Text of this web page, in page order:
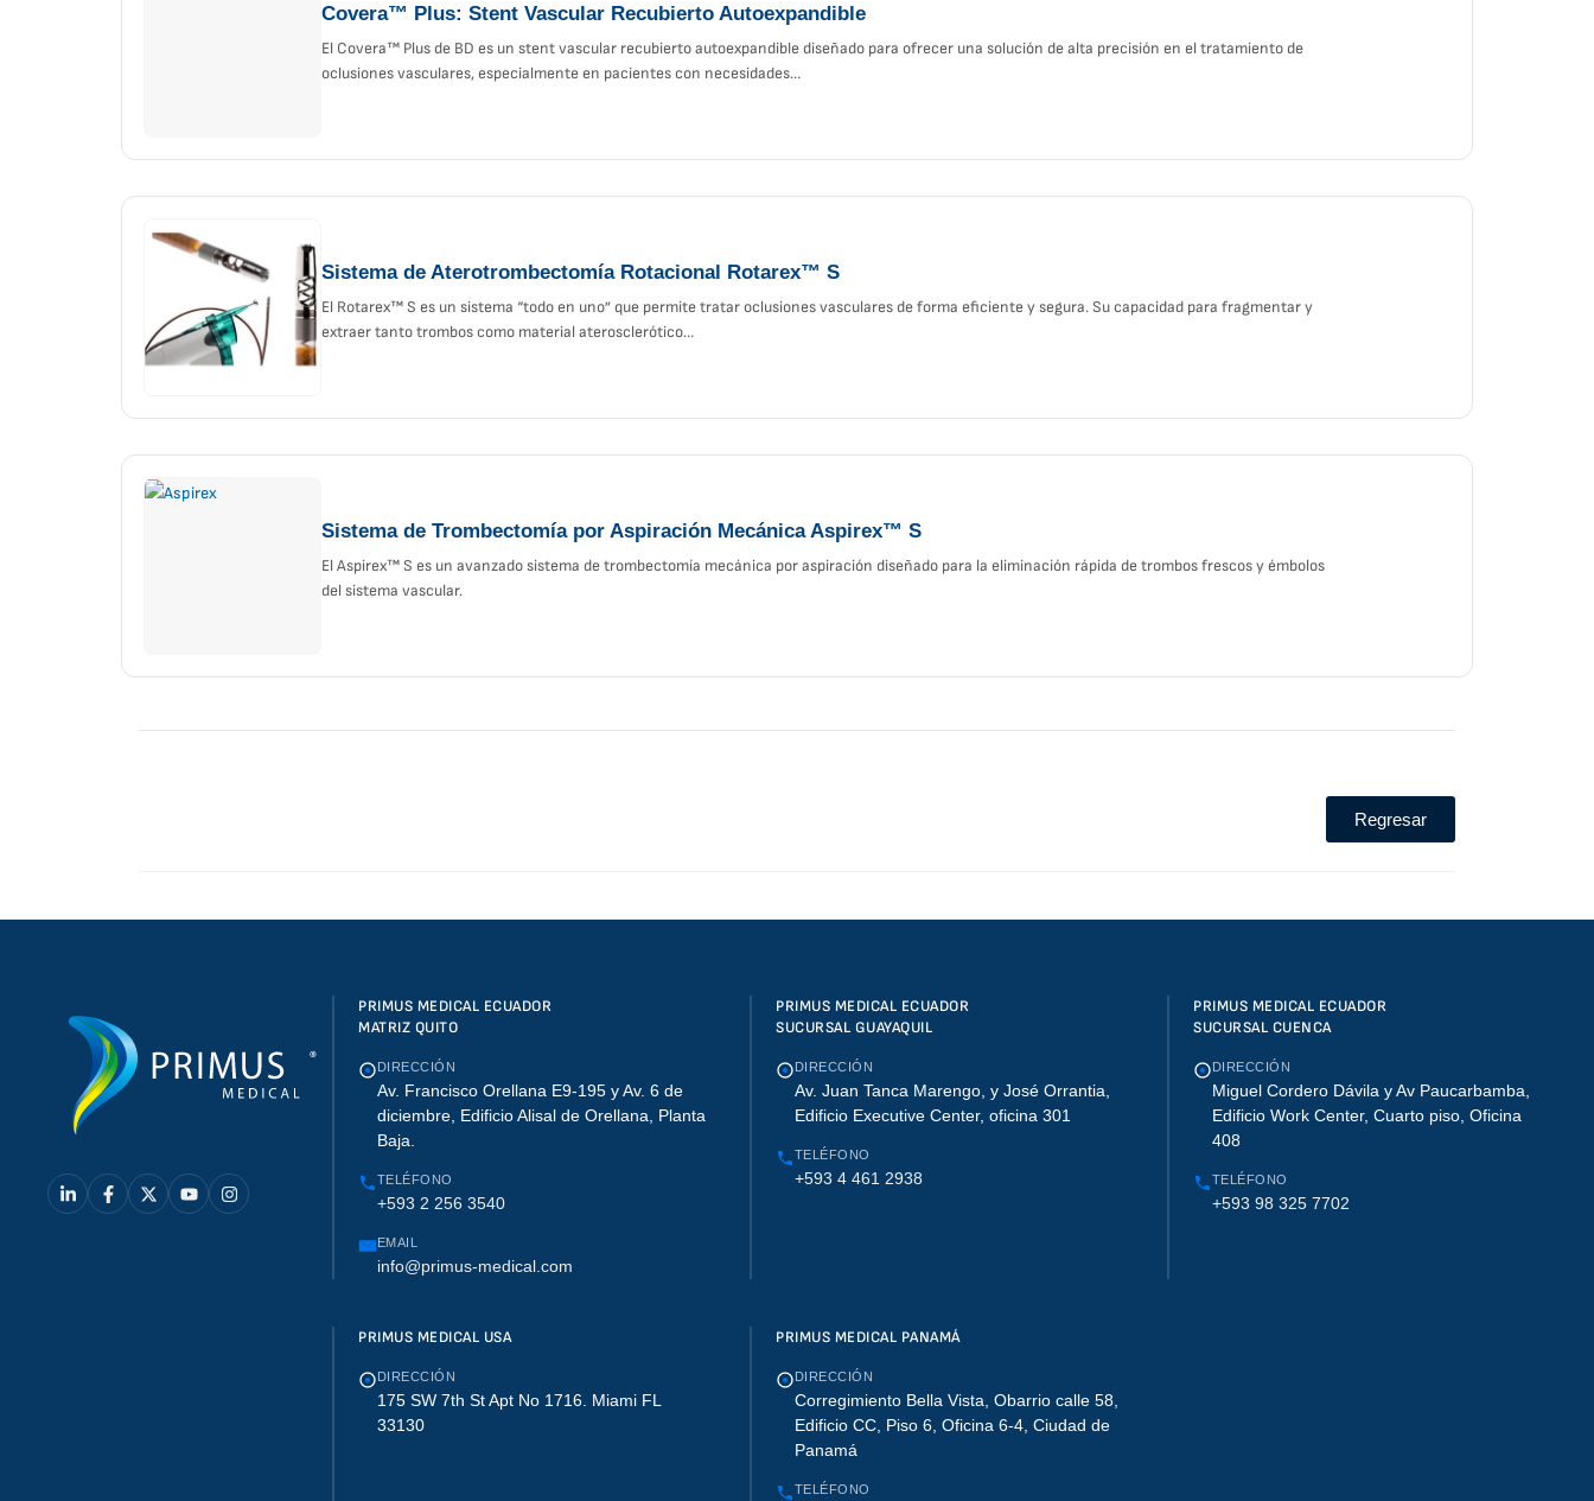
Covera™ Plus: Stent Vascular Recubierto Autoexpandible
El Covera™ Plus de BD es un stent vascular recubierto autoexpandible diseñado para ofrecer una solución de alta precisión en el tratamiento de
oclusiones vasculares, especialmente en pacientes con necesidades…
Sistema de Aterotrombectomía Rotacional Rotarex™ S
El Rotarex™ S es un sistema “todo en uno” que permite tratar oclusiones vasculares de forma eficiente y segura. Su capacidad para fragmentar y
extraer tanto trombos como material aterosclerótico…
Sistema de Trombectomía por Aspiración Mecánica Aspirex™ S
El Aspirex™ S es un avanzado sistema de trombectomía mecánica por aspiración diseñado para la eliminación rápida de trombos frescos y émbolos
del sistema vascular.
Regresar
PRIMUS MEDICAL ECUADOR
MATRIZ QUITO
DIRECCIÓN
Av. Francisco Orellana E9-195 y Av. 6 de
diciembre, Edificio Alisal de Orellana, Planta
Baja.
TELÉFONO
+593 2 256 3540
EMAIL
info@primus-medical.com
PRIMUS MEDICAL ECUADOR
SUCURSAL GUAYAQUIL
DIRECCIÓN
Av. Juan Tanca Marengo, y José Orrantia,
Edificio Executive Center, oficina 301
TELÉFONO
+593 4 461 2938
PRIMUS MEDICAL ECUADOR
SUCURSAL CUENCA
DIRECCIÓN
Miguel Cordero Dávila y Av Paucarbamba,
Edificio Work Center, Cuarto piso, Oficina
408
TELÉFONO
+593 98 325 7702
PRIMUS MEDICAL USA
DIRECCIÓN
175 SW 7th St Apt No 1716. Miami FL
33130
PRIMUS MEDICAL PANAMÁ
DIRECCIÓN
Corregimiento Bella Vista, Obarrio calle 58,
Edificio CC, Piso 6, Oficina 6-4, Ciudad de
Panamá
TELÉFONO